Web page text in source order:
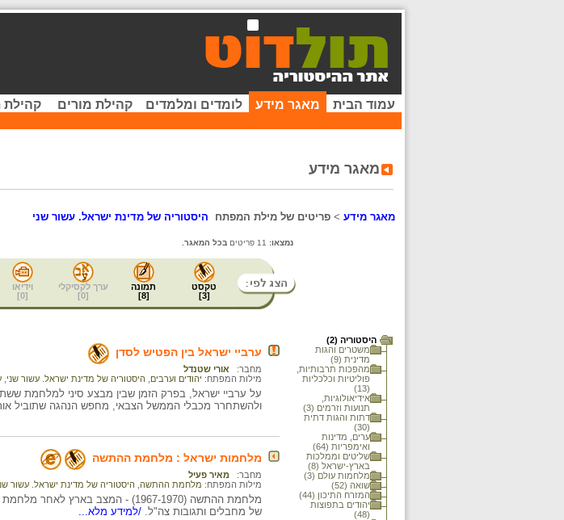
עמוד הבית מאגר מידע לומדים ומלמדים קהילת מורים קהילת
מאגר מידע
מאגר מידע > פריטים של מילת המפתח היסטוריה של מדינת ישראל. עשור שני
נמצאו:
בכל המאגר.
טקסט
[
3
]
תמונה
[
8
]
ערך לקסיקלי
[
0
]
וידיאו
[
0
]
היסטוריה (2)
משטרים והגות
מדינית (9)
מהפכות תרבותיות,
פוליטיות וכלכליות
(13)
אידיאולוגיות,
תנועות וזרמים (3)
דתות והגות דתית
(30)
ערים, מדינות
ואימפריות (64)
שליטים וממלכות
בארץ-ישראל (8)
מלחמות עולם (3)
שואה (52)
המזרח התיכון (44)
יהודים בתפוצות
(48)
ערביי ישראל בין הפטיש לסדן
מחבר:
אורי שטנדל
מילות המפתח: יהודים וערבים היסטוריה של מדינת ישראל. עשור שני
על ערביי ישראל, בפרק הזמן שבין מבצע סיני למלחמת
ולהשתחרר מכבלי הממשל הצבאי, מחפש הנהגה שתוביל
מלחמות ישראל : מלחמת ההתשה
מחבר:
מאיר פעיל
מילות המפתח: מלחמת ההתשה היסטוריה של מדינת ישראל. עשור
מלחמת ההתשה (1967-1970) - המצב
של מחבלים ותגובות צה"ל. /למידע מלא...